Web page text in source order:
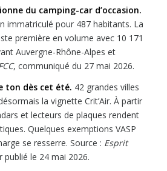
du camping-car d’occasion.
immatriculé pour 487 habitants. La
première en volume avec 10 171
Auvergne-Rhône-Alpes et
, communiqué du 27 mai 2026.
ton dès cet été. 42 grandes villes
la vignette Crit’Air. À partir
et lecteurs de plaques rendent
Quelques exemptions VASP
se resserre. Source : Esprit
publié le 24 mai 2026.